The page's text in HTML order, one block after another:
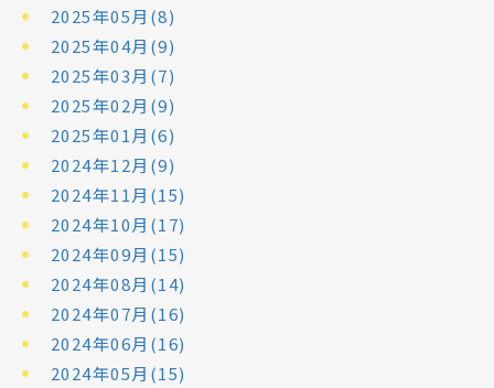
2025年05月(8)
2025年04月(9)
2025年03月(7)
2025年02月(9)
2025年01月(6)
2024年12月(9)
2024年11月(15)
2024年10月(17)
2024年09月(15)
2024年08月(14)
2024年07月(16)
2024年06月(16)
2024年05月(15)